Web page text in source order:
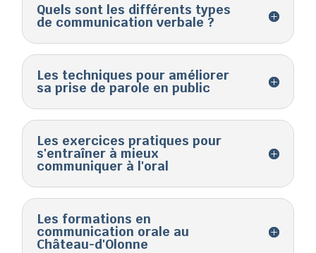
Quels sont les différents types
de communication verbale ?
Les techniques pour améliorer
sa prise de parole en public
Les exercices pratiques pour
s'entraîner à mieux
communiquer à l'oral
Les formations en
communication orale au
Château-d'Olonne